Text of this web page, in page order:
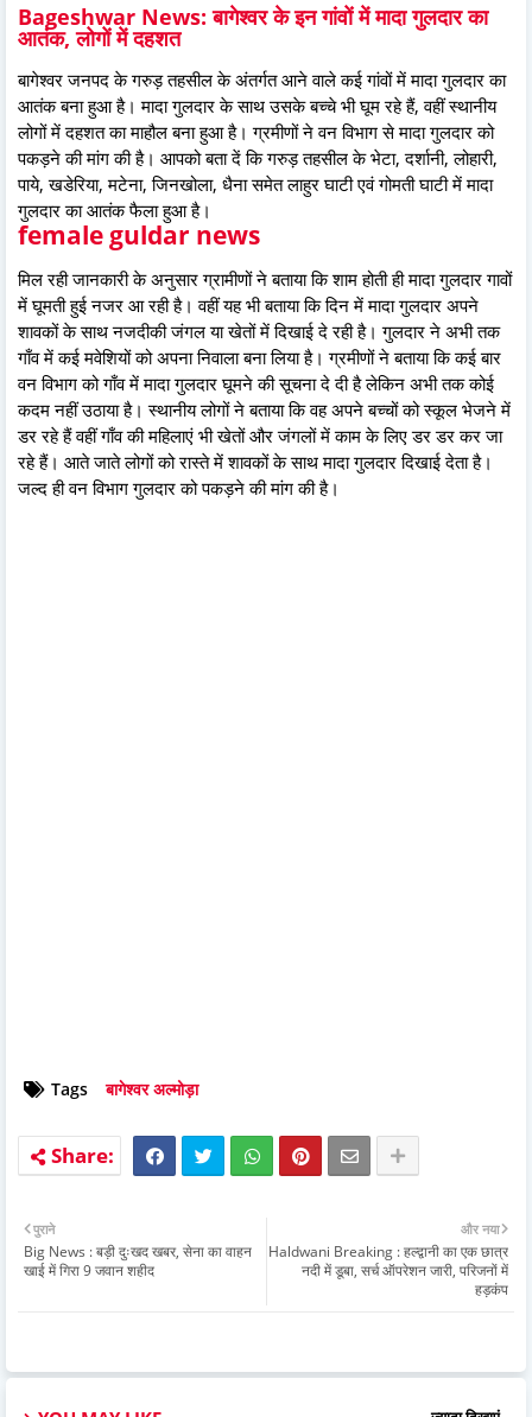
Bageshwar News: बागेश्वर के इन गांवों में मादा गुलदार का
आतंक, लोगों में दहशत
बागेश्वर जनपद के गरुड़ तहसील के अंतर्गत आने वाले कई गांवों में मादा गुलदार का
आतंक बना हुआ है। मादा गुलदार के साथ उसके बच्चे भी घूम रहे हैं, वहीं स्थानीय
लोगों में दहशत का माहौल बना हुआ है। ग्रमीणों ने वन विभाग से मादा गुलदार को
पकड़ने की मांग की है। आपको बता दें कि गरुड़ तहसील के भेटा, दर्शानी, लोहारी,
पाये, खडेरिया, मटेना, जिनखोला, धैना समेत लाहुर घाटी एवं गोमती घाटी में मादा
गुलदार का आतंक फैला हुआ है।
female guldar news
मिल रही जानकारी के अनुसार ग्रामीणों ने बताया कि शाम होती ही मादा गुलदार गावों
में घूमती हुई नजर आ रही है। वहीं यह भी बताया कि दिन में मादा गुलदार अपने
शावकों के साथ नजदीकी जंगल या खेतों में दिखाई दे रही है। गुलदार ने अभी तक
गाँव में कई मवेशियों को अपना निवाला बना लिया है। ग्रमीणों ने बताया कि कई बार
वन विभाग को गाँव में मादा गुलदार घूमने की सूचना दे दी है लेकिन अभी तक कोई
कदम नहीं उठाया है। स्थानीय लोगों ने बताया कि वह अपने बच्चों को स्कूल भेजने में
डर रहे हैं वहीं गाँव की महिलाएं भी खेतों और जंगलों में काम के लिए डर डर कर जा
रहे हैं। आते जाते लोगों को रास्ते में शावकों के साथ मादा गुलदार दिखाई देता है।
जल्द ही वन विभाग गुलदार को पकड़ने की मांग की है।
Tags बागेश्वर अल्मोड़ा
और नया
Haldwani Breaking : हल्द्वानी का एक छात्र
नदी में डूबा, सर्च ऑपरेशन जारी, परिजनों में
हड़कंप
पुराने
Big News : बड़ी दुःखद खबर, सेना का वाहन
खाई में गिरा 9 जवान शहीद